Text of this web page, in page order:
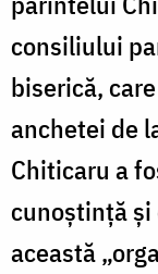
consiliului
biserică,
anchetei de
Chiticaru a
cunoștință
această